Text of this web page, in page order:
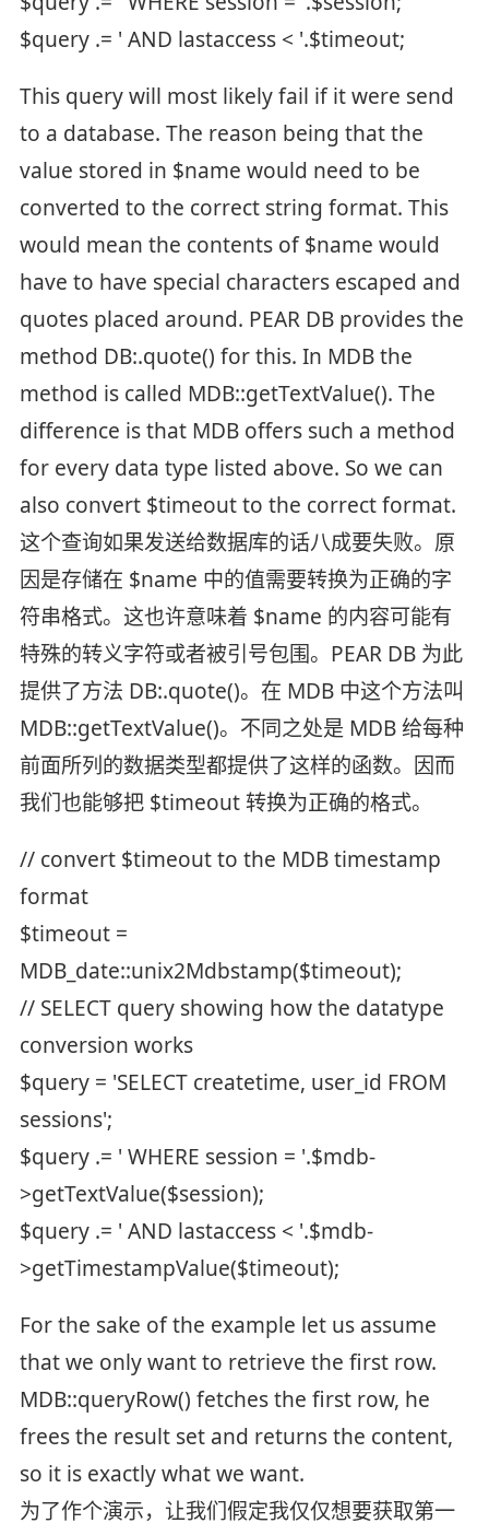
$query .= ' AND lastaccess < '.$timeout;
This query will most likely fail if it were send
to a database. The reason being that the
value stored in $name would need to be
converted to the correct string format. This
would mean the contents of $name would
have to have special characters escaped and
quotes placed around. PEAR DB provides the
method DB:.quote() for this. In MDB the
method is called MDB::getTextValue(). The
difference is that MDB offers such a method
for every data type listed above. So we can
also convert $timeout to the correct format.
这个查询如果发送给数据库的话八成要失败。原
因是存储在 $name 中的值需要转换为正确的字
符串格式。这也许意味着 $name 的内容可能有
特殊的转义字符或者被引号包围。PEAR DB 为此
提供了方法 DB:.quote()。在 MDB 中这个方法叫
MDB::getTextValue()。不同之处是 MDB 给每种
前面所列的数据类型都提供了这样的函数。因而
我们也能够把 $timeout 转换为正确的格式。
// convert $timeout to the MDB timestamp
format
$timeout =
MDB_date::unix2Mdbstamp($timeout);
// SELECT query showing how the datatype
conversion works
$query = 'SELECT createtime, user_id FROM
sessions';
$query .= ' WHERE session = '.$mdb-
>getTextValue($session);
$query .= ' AND lastaccess < '.$mdb-
>getTimestampValue($timeout);
For the sake of the example let us assume
that we only want to retrieve the first row.
MDB::queryRow() fetches the first row, he
frees the result set and returns the content,
so it is exactly what we want.
为了作个演示，让我们假定我仅仅想要获取第一